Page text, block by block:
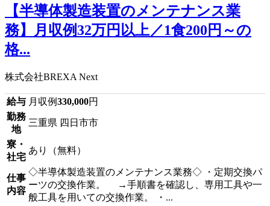
【半導体製造装置のメンテナンス業
務】月収例32万円以上／1食200円～の
格...
株式会社BREXA Next
給与 月収例330,000円
勤務
地
三重県 四日市市
寮・
社宅
あり（無料）
仕事
内容
◇半導体製造装置のメンテナンス業務◇ ・定期交換パ
ーツの交換作業。 →手順書を確認し、専用工具や一
般工具を用いての交換作業。 ・...